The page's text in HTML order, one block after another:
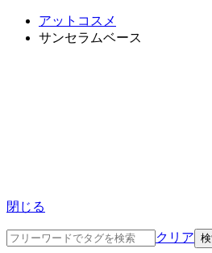
アットコスメ
サンセラムベース
閉じる
クリア